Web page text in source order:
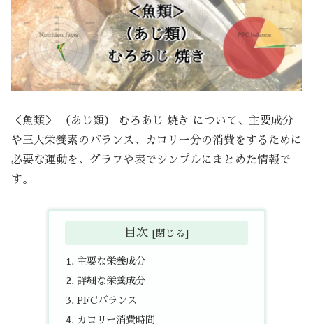
＜魚類＞ （あじ類） むろあじ 焼き について、主要成分
や三大栄養素のバランス、カロリー分の消費をするために
必要な運動を、グラフや表でシンプルにまとめた情報で
す。
目次
主要な栄養成分
詳細な栄養成分
PFCバランス
カロリー消費時間